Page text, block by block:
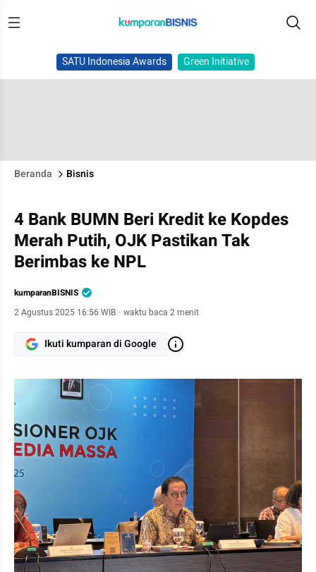
SATU Indonesia Awards Green Initiative
Beranda Bisnis
4 Bank BUMN Beri Kredit ke Kopdes
Merah Putih, OJK Pastikan Tak
Berimbas ke NPL
kumparanBISNIS
2 Agustus 2025 16:56 WIB · waktu baca 2 menit
Ikuti kumparan di Google